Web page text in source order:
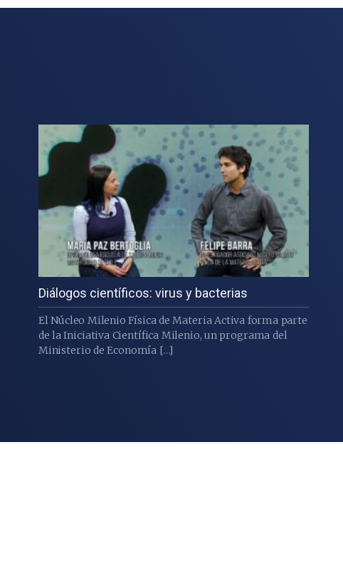
Diálogos científicos: virus y bacterias
El Núcleo Milenio Física de Materia Activa forma parte
de la Iniciativa Científica Milenio, un programa del
Ministerio de Economía […]